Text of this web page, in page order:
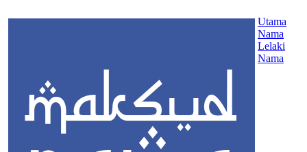
Utama
Nama
Lelaki
Nama